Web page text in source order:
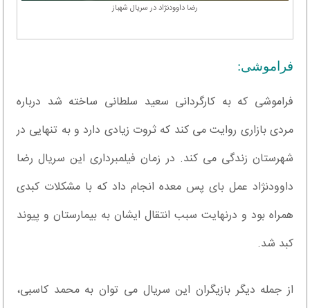
رضا داوودنژاد در سریال شهباز
فراموشی:
فراموشی که به کارگردانی سعید سلطانی ساخته شد درباره
مردی بازاری روایت می کند که ثروت زیادی دارد و به تنهایی در
شهرستان زندگی می کند. در زمان فیلمبرداری این سریال رضا
داوودنژاد عمل بای پس معده انجام داد که با مشکلات کبدی
همراه بود و درنهایت سبب انتقال ایشان به بیمارستان و پیوند
کبد شد.
از جمله دیگر بازیگران این سریال می توان به محمد کاسبی،